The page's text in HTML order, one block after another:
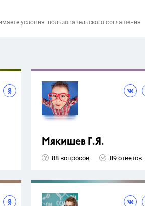
условия пользовательского соглашения
Мякишев Г.Я.
88 вопросов 89 ответов